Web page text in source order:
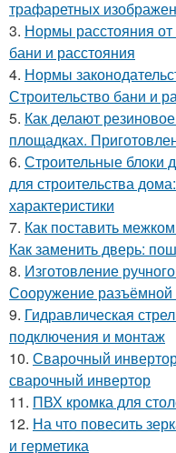
трафаретных
3. Нормы расстояния от
бани и расстояния
4. Нормы
Строительство бани и
5. Как делают
площадках.
6. Строительные блоки
для строительства
характеристики
7. Как поставить
Как заменить дверь:
8. Изготовление
Сооружение разъёмной
9. Гидравлическая
подключения и монтаж
10. Сварочный
сварочный инвертор
11. ПВХ кромка для
12. На что повесить
и герметика